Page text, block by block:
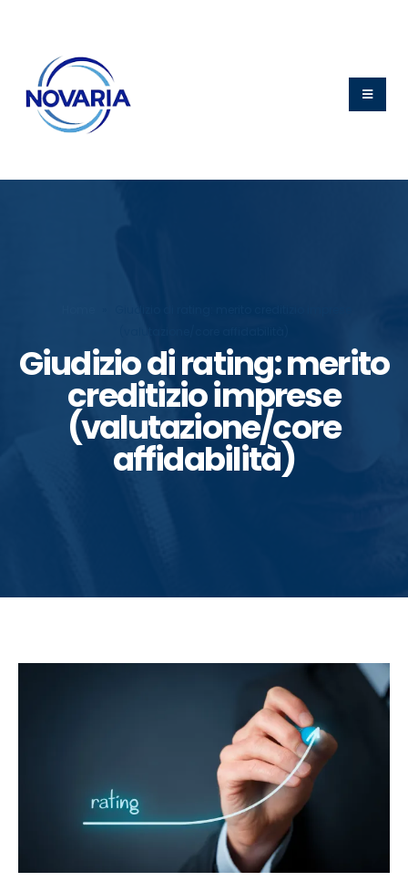
Giudizio di rating: merito
creditizio imprese
(valutazione/core
affidabilità)